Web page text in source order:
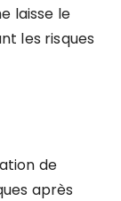
laisse le
les risques
de
après